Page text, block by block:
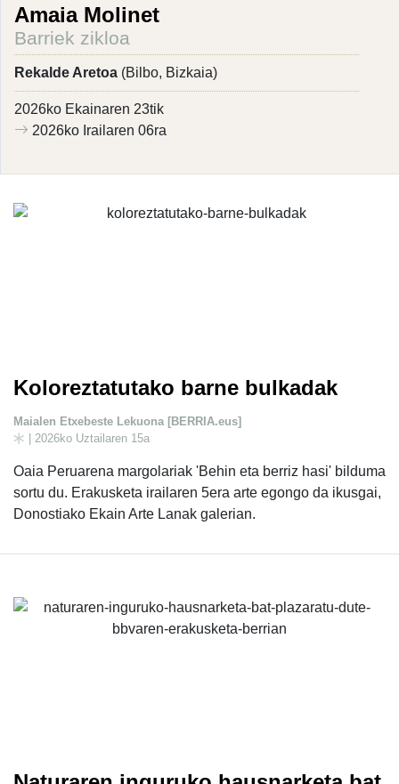
Amaia Molinet
Barriek zikloa
Rekalde Aretoa (Bilbo, Bizkaia)
2026ko Ekainaren 23tik
2026ko Irailaren 06ra
Koloreztatutako barne bulkadak
Maialen Etxebeste Lekuona [BERRIA.eus]
| 2026ko Uztailaren 15a
Oaia Peruarena margolariak 'Behin eta berriz hasi' bilduma
sortu du. Erakusketa irailaren 5era arte egongo da ikusgai,
Donostiako Ekain Arte Lanak galerian.